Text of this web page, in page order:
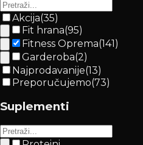
Akcija(35)
Fit hrana(95)
Fitness Oprema(141)
Garderoba(2)
Najprodavanije(13)
Preporučujemo(73)
Suplementi